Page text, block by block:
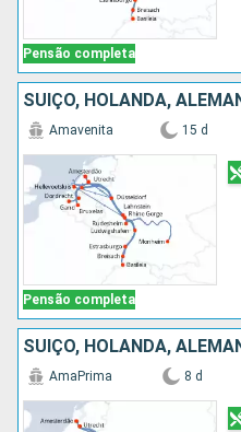
Pensão completa
Pensão completa
Amavenita 15 d
AmaPrima 8 d